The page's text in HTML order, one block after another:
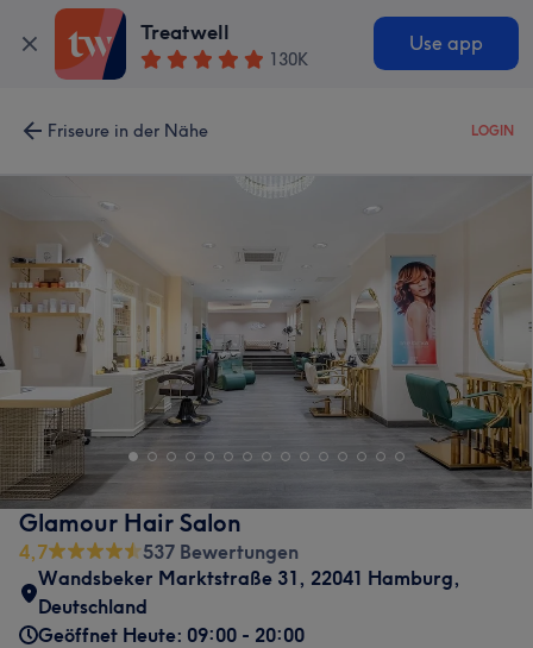
Treatwell
130K
Use app
Friseure in der Nähe LOGIN
Glamour Hair Salon
4,7
537 Bewertungen
Wandsbeker Marktstraße 31, 22041 Hamburg,
Deutschland
Geöffnet Heute: 09:00 - 20:00